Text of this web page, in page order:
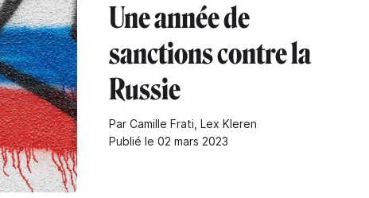
Une année de
sanctions contre la
Russie
Par Camille Frati, Lex Kleren
Publié le 02 mars 2023